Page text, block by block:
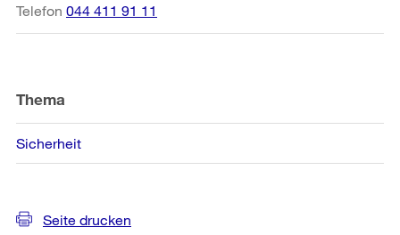
Telefon 044 411 91 11
Thema
Sicherheit
Seite drucken